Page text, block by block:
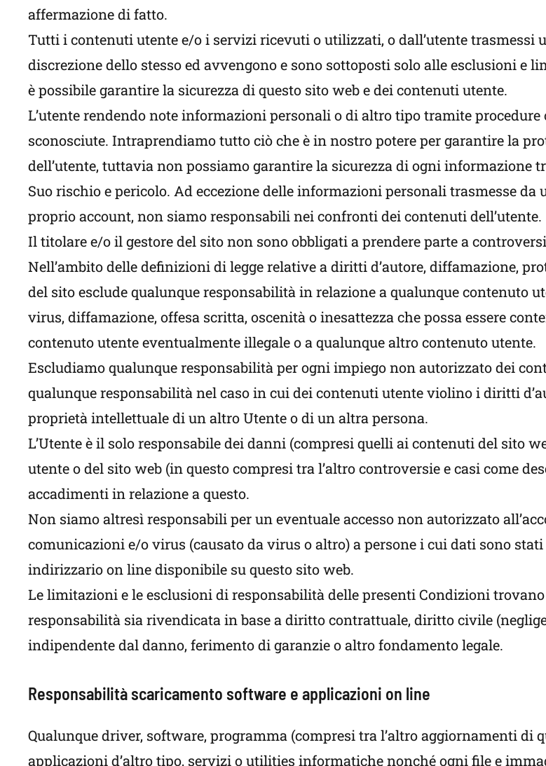
affermazione di fatto.
Tutti i contenuti utente e/o i servizi ricevuti o utilizzati, o dall’utente trasmessi
discrezione dello stesso ed avvengono e sono sottoposti solo alle esclusioni
è possibile garantire la sicurezza di questo sito web e dei contenuti utente.
L’utente rendendo note informazioni personali o di altro tipo tramite
sconosciute. Intraprendiamo tutto ciò che è in nostro potere per garantire la
dell’utente, tuttavia non possiamo garantire la sicurezza di ogni informazione
Suo rischio e pericolo. Ad eccezione delle informazioni personali trasmesse
proprio account, non siamo responsabili nei confronti dei contenuti dell’utente.
Il titolare e/o il gestore del sito non sono obbligati a prendere parte a
Nell’ambito delle definizioni di legge relative a diritti d’autore, diffamazione,
del sito esclude qualunque responsabilità in relazione a qualunque contenuto
virus, diffamazione, offesa scritta, oscenità o inesattezza che possa essere
contenuto utente eventualmente illegale o a qualunque altro contenuto utente.
Escludiamo qualunque responsabilità per ogni impiego non autorizzato dei
qualunque responsabilità nel caso in cui dei contenuti utente violino i diritti
proprietà intellettuale di un altro Utente o di un altra persona.
L’Utente è il solo responsabile dei danni (compresi quelli ai contenuti del sito
utente o del sito web (in questo compresi tra l’altro controversie e casi come
accadimenti in relazione a questo.
Non siamo altresì responsabili per un eventuale accesso non autorizzato
comunicazioni e/o virus (causato da virus o altro) a persone i cui dati sono
indirizzario on line disponibile su questo sito web.
Le limitazioni e le esclusioni di responsabilità delle presenti Condizioni
responsabilità sia rivendicata in base a diritto contrattuale, diritto civile
indipendente dal danno, ferimento di garanzie o altro fondamento legale.
Responsabilità scaricamento software e applicazioni on line
Qualunque driver, software, programma (compresi tra l’altro aggiornamenti di
applicazioni d’altro tipo, servizi o utilities informatiche nonché ogni file e